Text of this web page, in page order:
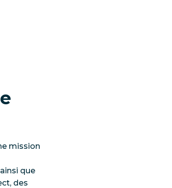
mission
que
des